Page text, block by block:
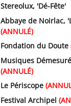
Stereolux, 'Dé-Fête'
Abbaye de Noirlac,
(ANNULÉ)
Fondation du Doute
Musiques
(ANNULÉ)
Le Périscope
Festival Archipel